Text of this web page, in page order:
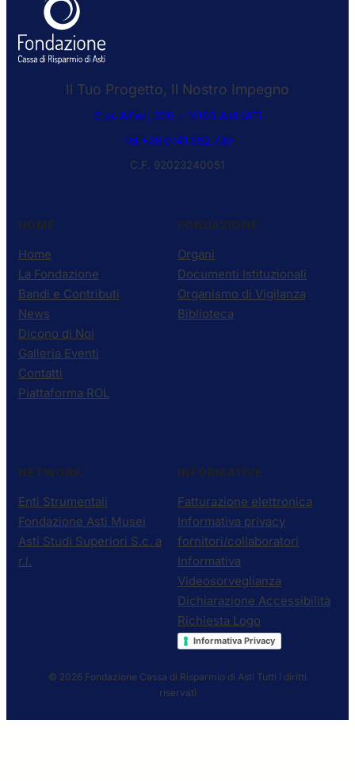
Il Tuo Progetto, Il Nostro Impegno
C.so Alfieri, 326 – 14100 Asti (AT)
Tel +39 0141.592.730
C.F. 92023240051
HOME
Home
La Fondazione
Bandi e Contributi
News
Dicono di Noi
Galleria Eventi
Contatti
Piattaforma ROL
FONDAZIONE
Organi
Documenti Istituzionali
Organismo di Vigilanza
Biblioteca
NETWORK
Enti Strumentali
Fondazione Asti Musei
Asti Studi Superiori S.c. a
r.l.
INFORMATIVE
Fatturazione elettronica
Informativa privacy
fornitori/collaboratori
Informativa
Videosorveglianza
Dichiarazione Accessibilità
Richiesta Logo
Informativa Privacy
© 2026 Fondazione Cassa di Risparmio di Asti Tutti i diritti
riservati